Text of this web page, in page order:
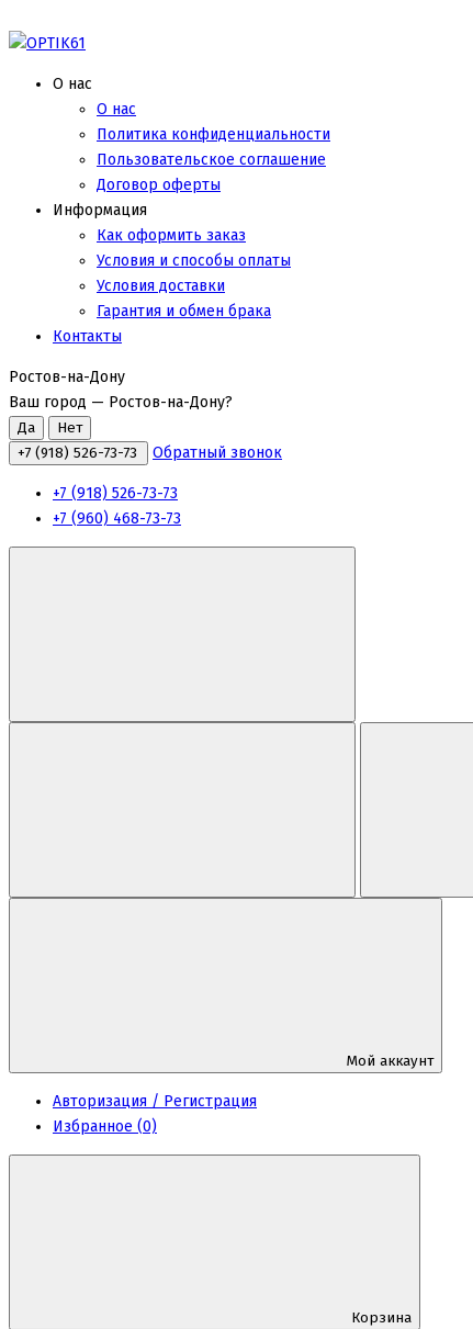
О нас
О нас
Политика конфиденциальности
Пользовательское соглашение
Договор оферты
Информация
Как оформить заказ
Условия и способы оплаты
Условия доставки
Гарантия и обмен брака
Контакты
Ростов-на-Дону
Ваш город — Ростов-на-Дону?
+7 (918) 526-73-73 Обратный звонок
+7 (918) 526-73-73
+7 (960) 468-73-73
Мой аккаунт
Авторизация / Регистрация
Избранное (0)
Корзина